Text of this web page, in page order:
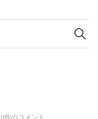
検
索:
0件のコメント